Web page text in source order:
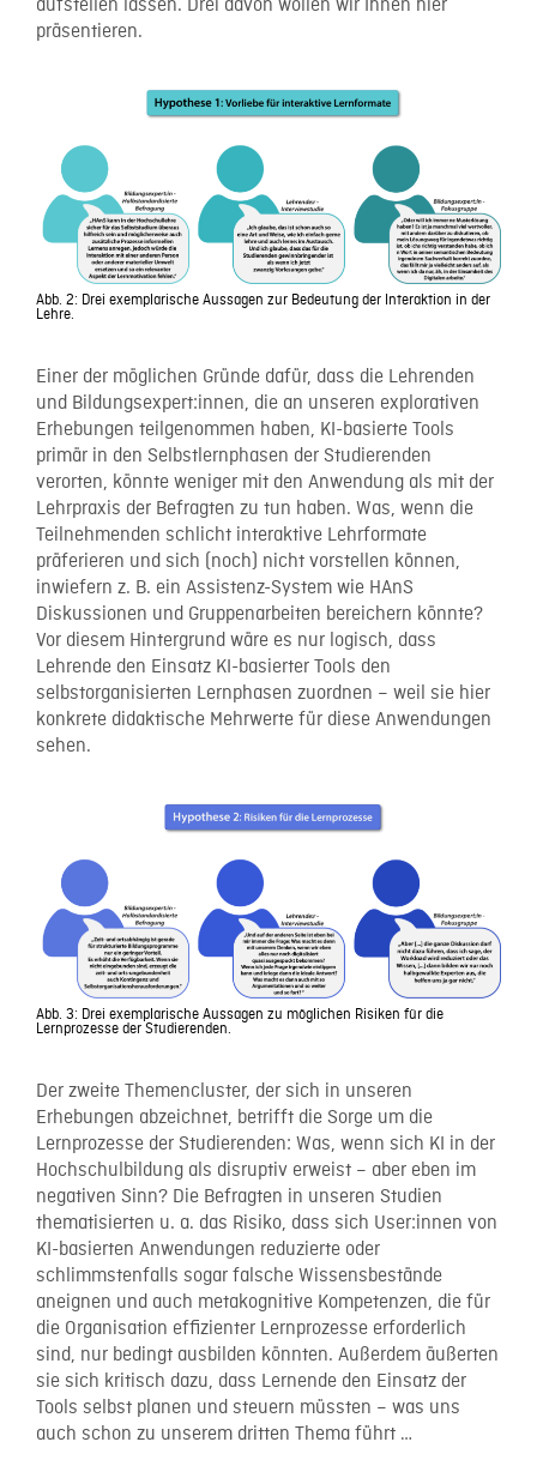
aufstellen lassen. Drei davon wollen wir Ihnen hier
präsentieren.
Abb. 2: Drei exemplarische Aussagen zur Bedeutung der Interaktion in der
Lehre.
Einer der möglichen Gründe dafür, dass die Lehrenden
und Bildungsexpert:innen, die an unseren explorativen
Erhebungen teilgenommen haben, KI-basierte Tools
primär in den Selbstlernphasen der Studierenden
verorten, könnte weniger mit den Anwendung als mit der
Lehrpraxis der Befragten zu tun haben. Was, wenn die
Teilnehmenden schlicht interaktive Lehrformate
präferieren und sich (noch) nicht vorstellen können,
inwiefern z. B. ein Assistenz-System wie HAnS
Diskussionen und Gruppenarbeiten bereichern könnte?
Vor diesem Hintergrund wäre es nur logisch, dass
Lehrende den Einsatz KI-basierter Tools den
selbstorganisierten Lernphasen zuordnen – weil sie hier
konkrete didaktische Mehrwerte für diese Anwendungen
sehen.
Abb. 3: Drei exemplarische Aussagen zu möglichen Risiken für die
Lernprozesse der Studierenden.
Der zweite Themencluster, der sich in unseren
Erhebungen abzeichnet, betrifft die Sorge um die
Lernprozesse der Studierenden: Was, wenn sich KI in der
Hochschulbildung als disruptiv erweist – aber eben im
negativen Sinn? Die Befragten in unseren Studien
thematisierten u. a. das Risiko, dass sich User:innen von
KI-basierten Anwendungen reduzierte oder
schlimmstenfalls sogar falsche Wissensbestände
aneignen und auch metakognitive Kompetenzen, die für
die Organisation effizienter Lernprozesse erforderlich
sind, nur bedingt ausbilden könnten. Außerdem äußerten
sie sich kritisch dazu, dass Lernende den Einsatz der
Tools selbst planen und steuern müssten – was uns
auch schon zu unserem dritten Thema führt …